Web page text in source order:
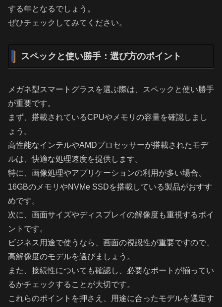
する年となるでしょう。
ぜひチェックしてみてください。
スペックと使い勝手：選び方のポイント
メガネ型スマートグラスを選ぶ際は、スペックと使い勝手
が重要です。
まず、搭載されているCPUやメモリの容量を確認しまし
ょう。
高性能なインテルやAMDプロセッサーが搭載されたモデ
ルは、快適な処理速度を提供します。
特に、画像処理やアプリケーションの利用が多い場合、
16GBのメモリやNVMe SSDを搭載している製品がおすす
めです。
次に、画面サイズやディスプレイの解像度も重視するポイ
ントです。
ビジネス用途で使うなら、画面の視認性が重要ですので、
高解像度のモデルを選びましょう。
また、接続性についても確認し、必要なポートが揃ってい
るかチェックすることが大切です。
これらのポイントを押さえ、用途に合ったモデルを選定す